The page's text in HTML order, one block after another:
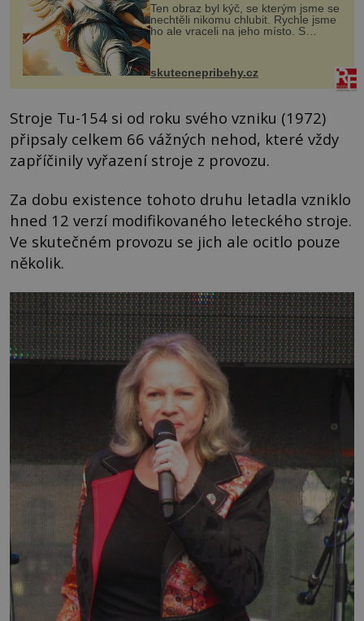
Ten obraz byl kýč, se kterým jsme se
nechtěli nikomu chlubit. Rychle jsme
ho ale vraceli na jeho místo. S
manželem Vaškem jsme si pořídili
chaloupku, takový domek na severu
Čech, kde jsme si naplánova...
skutecnepribehy.cz
Stroje Tu-154 si od roku svého vzniku (1972)
připsaly celkem 66 vážných nehod, které vždy
zapříčinily vyřazení stroje z provozu.
Za dobu existence tohoto druhu letadla vzniklo
hned 12 verzí modifikovaného leteckého stroje.
Ve skutečném provozu se jich ale ocitlo pouze
několik.